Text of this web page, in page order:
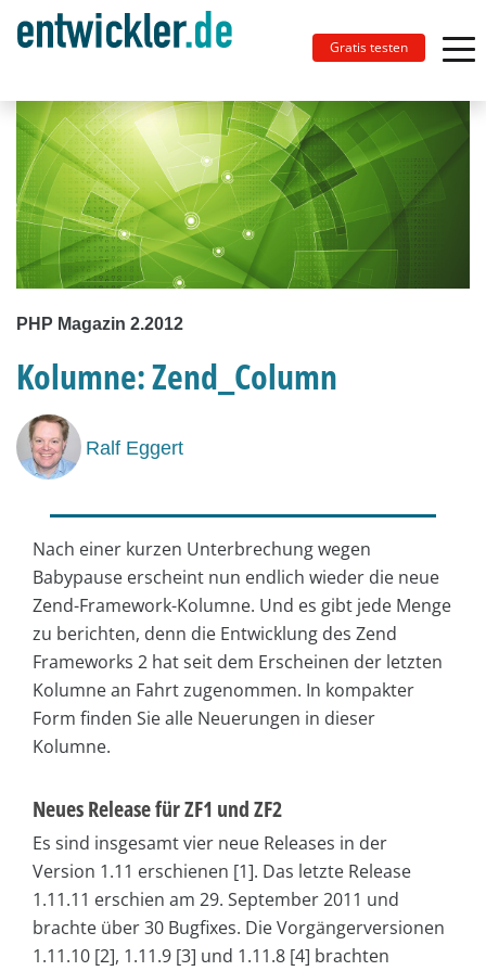
Gratis testen
PHP Magazin 2.2012
Kolumne: Zend_Column
Ralf Eggert
Nach einer kurzen Unterbrechung wegen
Babypause erscheint nun endlich wieder die neue
Zend-Framework-Kolumne. Und es gibt jede Menge
zu berichten, denn die Entwicklung des Zend
Frameworks 2 hat seit dem Erscheinen der letzten
Kolumne an Fahrt zugenommen. In kompakter
Form finden Sie alle Neuerungen in dieser
Kolumne.
Neues Release für ZF1 und ZF2
Es sind insgesamt vier neue Releases in der
Version 1.11 erschienen [1]. Das letzte Release
1.11.11 erschien am 29. September 2011 und
brachte über 30 Bugfixes. Die Vorgängerversionen
1.11.10 [2], 1.11.9 [3] und 1.11.8 [4] brachten